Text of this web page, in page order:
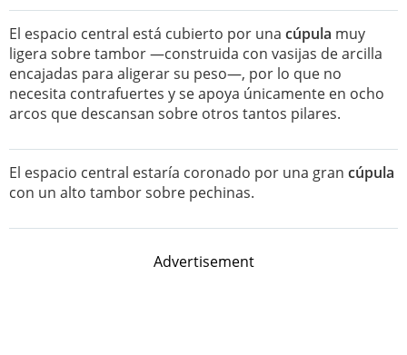
El espacio central está cubierto por una cúpula muy
ligera sobre tambor —construida con vasijas de arcilla
encajadas para aligerar su peso—, por lo que no
necesita contrafuertes y se apoya únicamente en ocho
arcos que descansan sobre otros tantos pilares.
El espacio central estaría coronado por una gran cúpula
con un alto tambor sobre pechinas.
Advertisement